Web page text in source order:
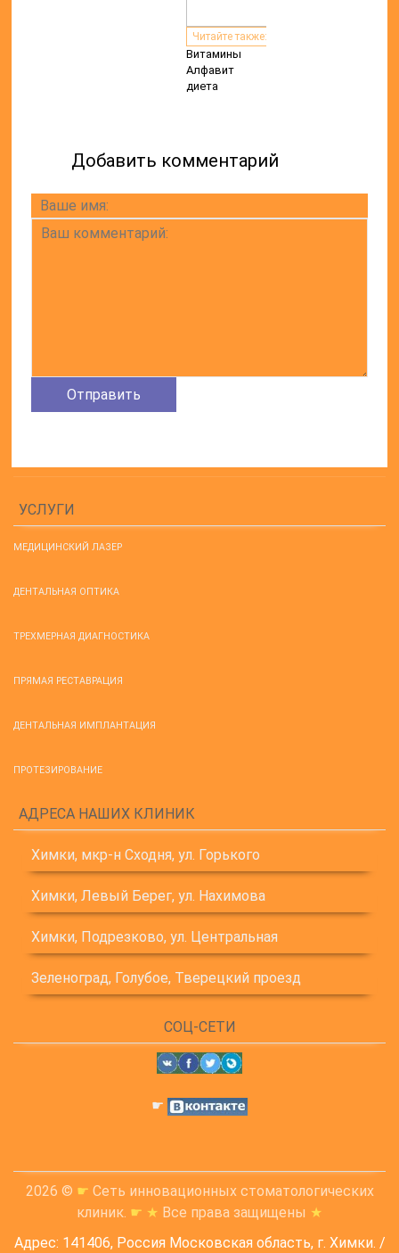
Читайте также:
Витамины
Алфавит
диета
Добавить комментарий
УСЛУГИ
МЕДИЦИНСКИЙ ЛАЗЕР
ДЕНТАЛЬНАЯ ОПТИКА
ТРЕХМЕРНАЯ ДИАГНОСТИКА
ПРЯМАЯ РЕСТАВРАЦИЯ
ДЕНТАЛЬНАЯ ИМПЛАНТАЦИЯ
ПРОТЕЗИРОВАНИЕ
АДРЕСА НАШИХ КЛИНИК
Химки, мкр-н Сходня, ул. Горького
Химки, Левый Берег, ул. Нахимова
Химки, Подрезково, ул. Центральная
Зеленоград, Голубое, Тверецкий проезд
СОЦ-СЕТИ
☛
2026 © ☛ Сеть инновационных стоматологических
клиник. ☛ ★ Все права защищены ★
Адрес: 141406, Россия Московская область, г. Химки. /